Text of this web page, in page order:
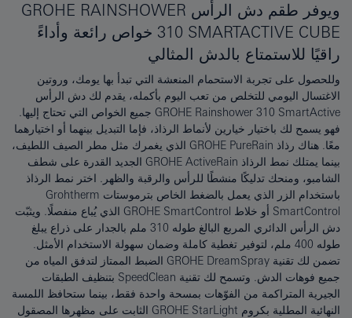
ويوفر طقم دش الرأس GROHE RAINSHOWER
310 SMARTACTIVE CUBE خواص رائعة وأداءً
راقيًا للاستمتاع بالدش المثالي
وللحصول على تجربة الاستحمام المنعشة التي تبدأ بها يومك، وروتين
الاغتسال اليومي للتخلص من تعب اليوم بأكمله، يقدم لك دش الرأس
GROHE Rainshower 310 SmartActive جميع الخواص التي تحتاج إليها.
فهو يسمح لك باختيار خيارين لأنماط الرذاذ، فإما التبديل بينهما أو اختيارهما
معًا. هناك رذاذ GROHE PureRain الذي يغمرك مثل مطر الصيف اللطيف،
بينما يمتلك نمط الرذاذ GROHE ActiveRain الجديد القدرة على شطف
الشامبو، ومنحك تدليكًا منشطًا للرأس والرقبة والظهر. اختر نمط الرذاذ
باستخدام الزر الذي يعمل بالضغط الخاص بترموستات Grohtherm
SmartControl أو خلاط GROHE SmartControl الذي يُباع منفصلًا. ويثبّت
دش الرأس الدائري المربع البالغ طوله 310 ملم بالجدار على ذراع يبلغ
طوله 400 ملم، لتوفير تغطية كاملة وضمان سهولة الاستخدام الأمثل.
تضمن لك تقنية GROHE DreamSpray الضبط الممتاز لتدفق المياه من
جميع فوهات الدش. وتسمح لك تقنية SpeedClean بتنظيف الطبقات
الجيرية المتراكمة من الفوّهات بمسحة واحدة فقط، بينما ستحافظ اللمسة
النهائية المطلية بكروم GROHE StarLight الثابت على مظهرها المصقول